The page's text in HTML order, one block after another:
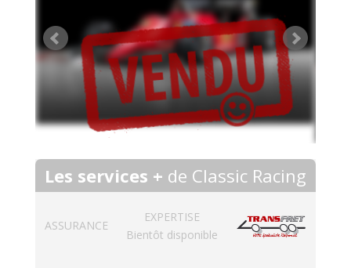
Les services + de Classic Racing
ASSURANCE
EXPERTISE
Bientôt disponible